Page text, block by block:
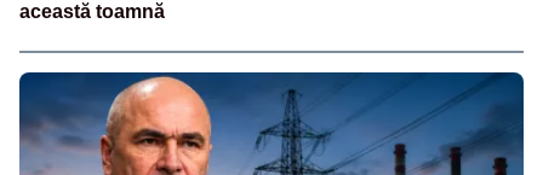
această toamnă